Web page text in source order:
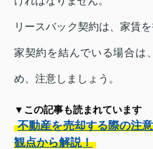
リースバック契約は、家賃
家契約を結んでいる場合は
め、注意しましょう。
▼この記事も読まれています
不動産を売却する際の注
観点から解説！